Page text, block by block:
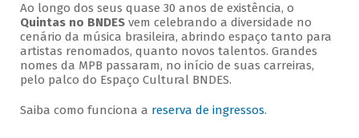
Ao longo dos seus quase 30 anos de existência, o
Quintas no BNDESvem celebrando a diversidade no
cenário da música brasileira, abrindo espaço tanto para
artistas renomados, quanto novos talentos. Grandes
nomes da MPB passaram, no início de suas carreiras,
pelo palco do Espaço Cultural BNDES.
Saiba como funciona a reserva de ingressos.